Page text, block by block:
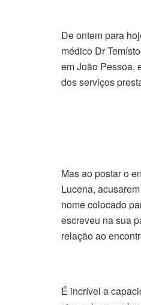
De ontem para
médico Dr
em João Pessoa,
dos serviços
Mas ao postar o
Lucena,
nome colocado
escreveu na sua
relação ao
É incrível a